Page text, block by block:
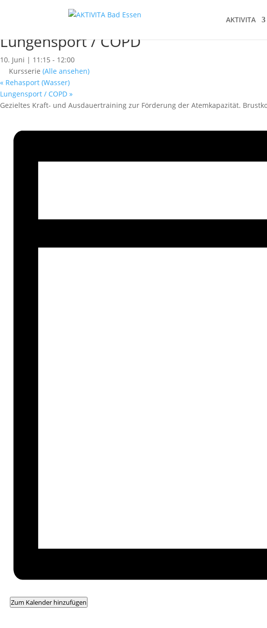
AKTIVITA
Lungensport / COPD
10. Juni | 11:15 - 12:00
Kursserie (Alle ansehen)
« Rehasport (Wasser)
Lungensport / COPD »
Gezieltes Kraft- und Ausdauertraining zur Förderung der Atemkapazität.
Zum Kalender hinzufügen